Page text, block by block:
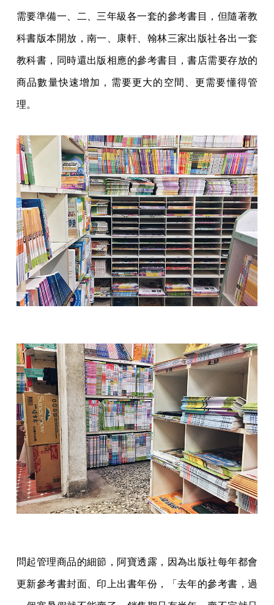
需要準備一、二、三年級各一套的參考書目，但隨著教
科書版本開放，南一、康軒、翰林三家出版社各出一套
教科書，同時還出版相應的參考書目，書店需要存放的
商品數量快速增加，需要更大的空間、更需要懂得管
理。
問起管理商品的細節，阿寶透露，因為出版社每年都會
更新參考書封面、印上出書年份，「去年的參考書，過